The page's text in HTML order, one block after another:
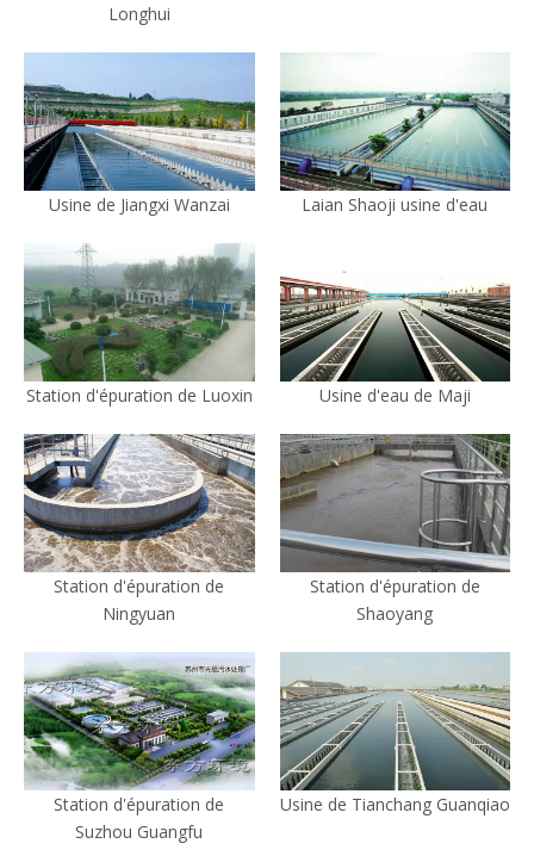
Longhui
Usine de Jiangxi Wanzai Laian Shaoji usine d'eau
Station d'épuration de Luoxin Usine d'eau de Maji
Station d'épuration de
Ningyuan
Station d'épuration de
Shaoyang
Station d'épuration de
Suzhou Guangfu
Usine de Tianchang Guanqiao